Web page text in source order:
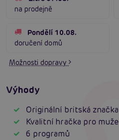
na prodejně
Pondělí 10.08.
doručení domů
Možnosti dopravy
Výhody
Originální britská značka
Kvalitní hračka pro muže
6 programů